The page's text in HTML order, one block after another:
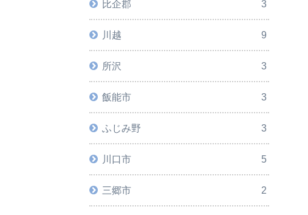
比企郡 3
川越 9
所沢 3
飯能市 3
ふじみ野 3
川口市 5
三郷市 2